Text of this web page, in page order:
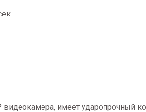
видеокамера, имеет ударопрочный